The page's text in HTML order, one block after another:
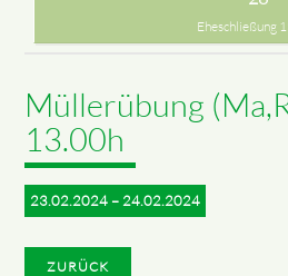
Eheschließung
Müllerübung
13.00h
23.02.2024 – 24.02.2024
ZURÜCK